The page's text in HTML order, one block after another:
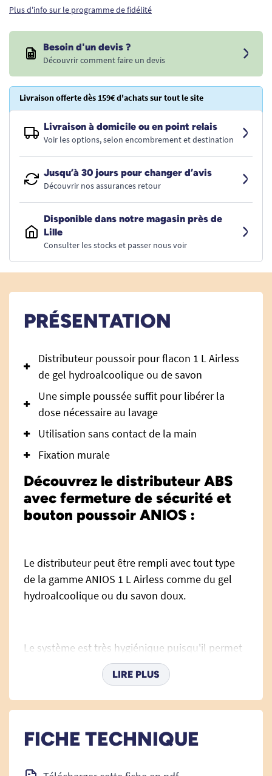
Plus d'info sur le programme de fidélité
Besoin d'un devis ?
Découvrir comment faire un devis
Livraison offerte dès 159€ d'achats sur tout le site
Livraison à domicile ou en point relais
Voir les options, selon encombrement et destination
Jusqu’à 30 jours pour changer d’avis
Découvrir nos assurances retour
Disponible dans notre magasin près de
Lille
Consulter les stocks et passer nous voir
PRÉSENTATION
Distributeur poussoir pour flacon 1 L Airless
de gel hydroalcoolique ou de savon
Une simple poussée suffit pour libérer la
dose nécessaire au lavage
Utilisation sans contact de la main
Fixation murale
Découvrez le distributeur ABS
avec fermeture de sécurité et
bouton poussoir ANIOS :
Le distributeur peut être rempli avec tout type
de la gamme ANIOS 1 L Airless comme du gel
hydroalcoolique ou du savon doux.
Le système est très hygiénique puisqu'il permet
l'utilisation du bouton poussoir sans les mains
(avec le coude par exemple).
L'indicateur visuel permet de voir les niveau de
liquide restant dans le flacon.
LIRE PLUS
FICHE TECHNIQUE